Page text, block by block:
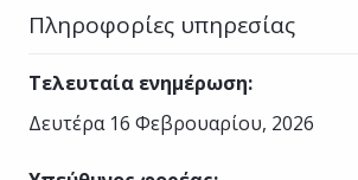
Πληροφορίες υπηρεσίας
Τελευταία ενημέρωση:
Δευτέρα 16 Φεβρουαρίου, 2026